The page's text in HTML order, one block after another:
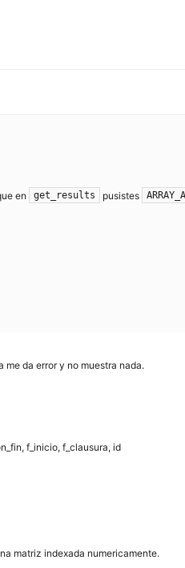
en
get_results pusistes ARRAY_A
me da error y no muestra nada.
f_inicio, f_clausura, id
matriz indexada numericamente.